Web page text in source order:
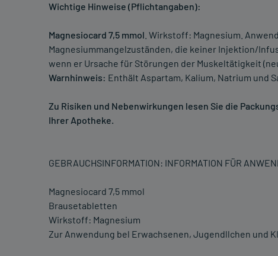
Wichtige Hinweise (Pflichtangaben):
Magnesiocard 7,5 mmol . Wirkstoff: Magnesium.
Magnesiummangelzuständen, die keiner Injektion/
wenn er Ursache für Störungen der Muskeltätigkeit
Warnhinweis: Enthält Aspartam, Kalium, Natrium und
Zu Risiken und Nebenwirkungen lesen Sie die
Ihrer Apotheke.
GEBRAUCHSINFORMATION: INFORMATION FÜR
Magnesiocard 7,5 mmol
Brausetabletten
Wirkstoff: Magnesium
Zur Anwendung bel Erwachsenen, Jugendllchen und